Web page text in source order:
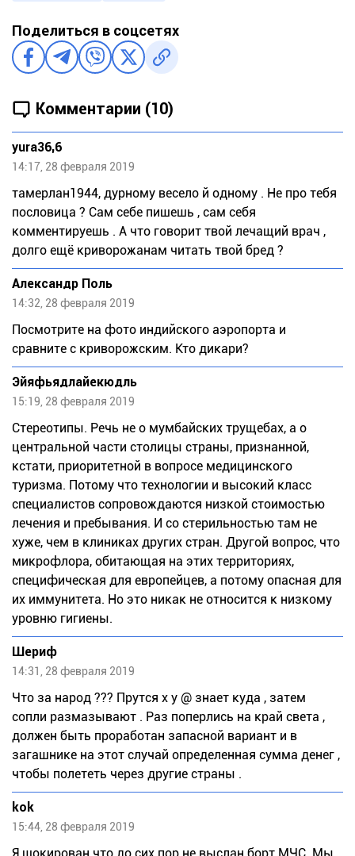
Поделиться в соцсетях
Комментарии (10)
yura36,6
14:17, 28 февраля 2019
тамерлан1944, дурному весело й одному . Не про тебя
пословица ? Сам себе пишешь , сам себя
комментируешь . А что говорит твой лечащий врач ,
долго ещё криворожанам читать твой бред ?
Александр Поль
14:32, 28 февраля 2019
Посмотрите на фото индийского аэропорта и
сравните с криворожским. Кто дикари?
Эйяфьядлайекюдль
15:19, 28 февраля 2019
Стереотипы. Речь не о мумбайских трущебах, а о
центральной части столицы страны, признанной,
кстати, приоритетной в вопросе медицинского
туризма. Потому что технологии и высокий класс
специалистов сопровождаются низкой стоимостью
лечения и пребывания. И со стерильностью там не
хуже, чем в клиниках других стран. Другой вопрос, что
микрофлора, обитающая на этих территориях,
специфическая для европейцев, а потому опасная для
их иммунитета. Но это никак не относится к низкому
уровню гигиены.
Шериф
14:31, 28 февраля 2019
Что за народ ??? Прутся х у @ знает куда , затем
сопли размазывают . Раз поперлись на край света ,
должен быть проработан запасной вариант и в
загашнике на этот случай определенная сумма денег ,
чтобы полететь через другие страны .
kok
15:44, 28 февраля 2019